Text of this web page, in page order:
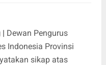
| Dewan Pengurus
Indonesia Provinsi
sikap atas